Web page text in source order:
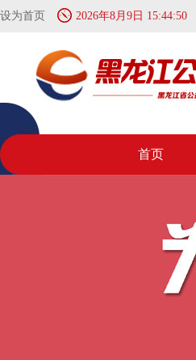
设为首页 2026年8月9日 15:44:50
首页